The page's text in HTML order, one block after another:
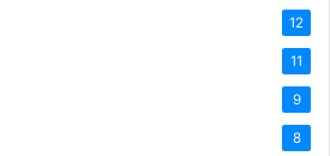
12
11
9
8